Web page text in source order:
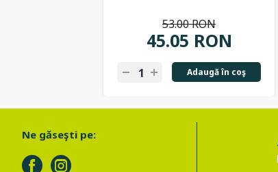
45.05 RON
53.00 RON
Adaugă în coş
Ne găseşti pe: